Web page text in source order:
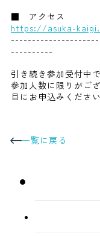
■ アクセス
https://asuka-
----------
引き続き参加受付中
参加人数に限りがご
目にお申込みください
一覧に戻る